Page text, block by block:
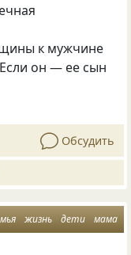
к мужчине
он — ее сын
Обсудить
жизнь дети мама